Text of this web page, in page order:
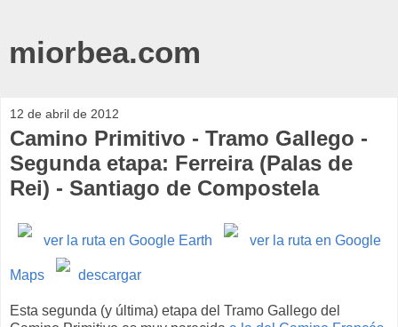
miorbea.com
12 de abril de 2012
Camino Primitivo - Tramo Gallego -
Segunda etapa: Ferreira (Palas de
Rei) - Santiago de Compostela
ver la ruta en Google Earth ver la ruta en Google
Maps descargar
Esta segunda (y última) etapa del Tramo Gallego del